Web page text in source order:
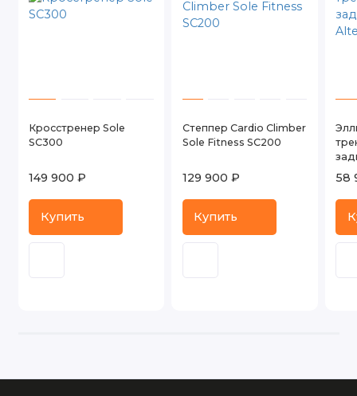
Кросстренер Sole
SC300
149 900 ₽
Купить
Степпер Cardio Climber
Sole Fitness SC200
129 900 ₽
Купить
58